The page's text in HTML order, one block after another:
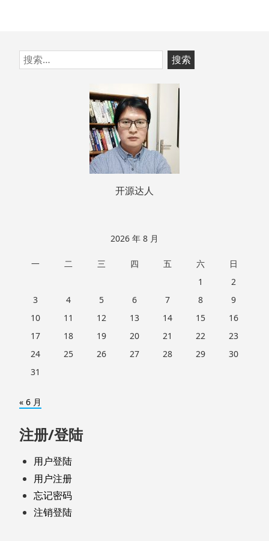
跳
至
搜
索：
开源达人
2026 年 8 月
一 二 三 四 五 六
日
1
2
3
4 5 6 7 8
9
10
11 12 13 14 15
16
17
18 19 20 21 22
23
24
25 26 27 28 29
30
31
« 6 月
注册/登陆
用户登陆
用户注册
忘记密码
注销登陆